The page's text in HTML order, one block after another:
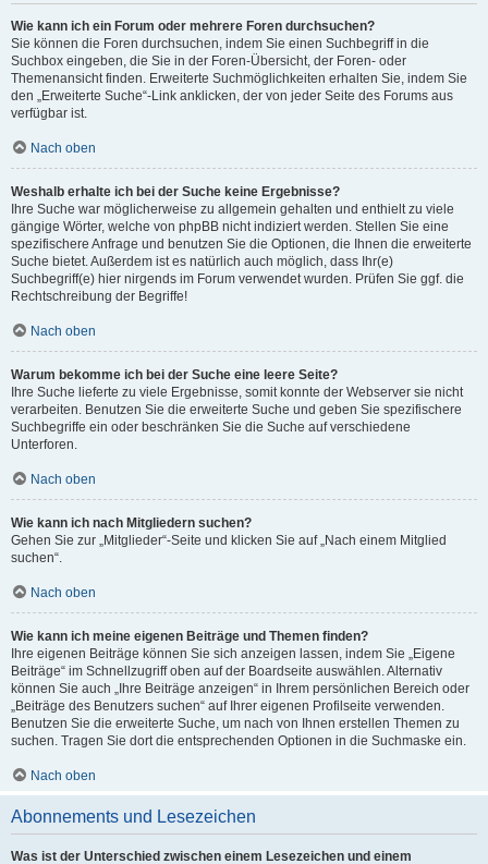
Wie kann ich ein Forum oder mehrere Foren durchsuchen?
Sie können die Foren durchsuchen, indem Sie einen Suchbegriff in die
Suchbox eingeben, die Sie in der Foren-Übersicht, der Foren- oder
Themenansicht finden. Erweiterte Suchmöglichkeiten erhalten Sie, indem Sie
den „Erweiterte Suche“-Link anklicken, der von jeder Seite des Forums aus
verfügbar ist.
Nach oben
Weshalb erhalte ich bei der Suche keine Ergebnisse?
Ihre Suche war möglicherweise zu allgemein gehalten und enthielt zu viele
gängige Wörter, welche von phpBB nicht indiziert werden. Stellen Sie eine
spezifischere Anfrage und benutzen Sie die Optionen, die Ihnen die erweiterte
Suche bietet. Außerdem ist es natürlich auch möglich, dass Ihr(e)
Suchbegriff(e) hier nirgends im Forum verwendet wurden. Prüfen Sie ggf. die
Rechtschreibung der Begriffe!
Nach oben
Warum bekomme ich bei der Suche eine leere Seite?
Ihre Suche lieferte zu viele Ergebnisse, somit konnte der Webserver sie nicht
verarbeiten. Benutzen Sie die erweiterte Suche und geben Sie spezifischere
Suchbegriffe ein oder beschränken Sie die Suche auf verschiedene
Unterforen.
Nach oben
Wie kann ich nach Mitgliedern suchen?
Gehen Sie zur „Mitglieder“-Seite und klicken Sie auf „Nach einem Mitglied
suchen“.
Nach oben
Wie kann ich meine eigenen Beiträge und Themen finden?
Ihre eigenen Beiträge können Sie sich anzeigen lassen, indem Sie „Eigene
Beiträge“ im Schnellzugriff oben auf der Boardseite auswählen. Alternativ
können Sie auch „Ihre Beiträge anzeigen“ in Ihrem persönlichen Bereich oder
„Beiträge des Benutzers suchen“ auf Ihrer eigenen Profilseite verwenden.
Benutzen Sie die erweiterte Suche, um nach von Ihnen erstellen Themen zu
suchen. Tragen Sie dort die entsprechenden Optionen in die Suchmaske ein.
Nach oben
Abonnements und Lesezeichen
Was ist der Unterschied zwischen einem Lesezeichen und einem